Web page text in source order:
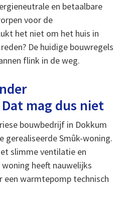
en betaalbare
voor de
het niet om het huis in
De huidige bouwregels
flink in de weg.
mag dus niet
bouwbedrijf in Dokkum
gerealiseerde Smûk-woning.
slimme ventilatie en
heeft nauwelijks
warmtepomp technisch